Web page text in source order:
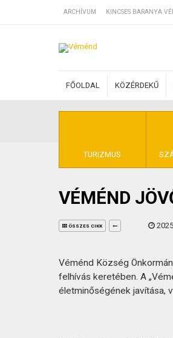
ARCHÍVUM KINCSES BARANYA
FŐOLDAL KÖZÉRDEKŰ
TURIZMUS
VÉMÉND
ÖSSZES CIKK
Véménd Község
felhívás keretében. A
életminőségének javítása,